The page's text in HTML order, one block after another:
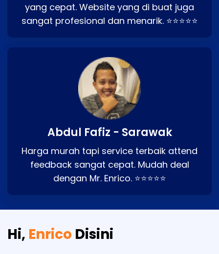
yang cepat. Website yang di buat juga
sangat profesional dan menarik. ⭐⭐⭐⭐⭐
Abdul Fafiz - Sarawak
Harga murah tapi service terbaik attend
feedback sangat cepat. Mudah deal
dengan Mr. Enrico. ⭐⭐⭐⭐⭐
Hi, Enrico Disini